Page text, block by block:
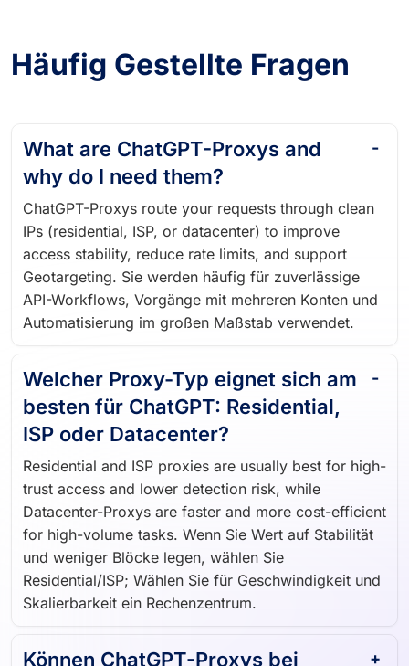
Häufig Gestellte Fragen
What are ChatGPT-Proxys and
why do I need them?
ChatGPT-Proxys route your requests through clean
IPs (residential, ISP, or datacenter) to improve
access stability, reduce rate limits, and support
Geotargeting. Sie werden häufig für zuverlässige
API-Workflows, Vorgänge mit mehreren Konten und
Automatisierung im großen Maßstab verwendet.
Welcher Proxy-Typ eignet sich am
besten für ChatGPT: Residential,
ISP oder Datacenter?
Residential and ISP proxies are usually best for high-
trust access and lower detection risk, while
Datacenter-Proxys are faster and more cost-efficient
for high-volume tasks. Wenn Sie Wert auf Stabilität
und weniger Blöcke legen, wählen Sie
Residential/ISP; Wählen Sie für Geschwindigkeit und
Skalierbarkeit ein Rechenzentrum.
Können ChatGPT-Proxys bei